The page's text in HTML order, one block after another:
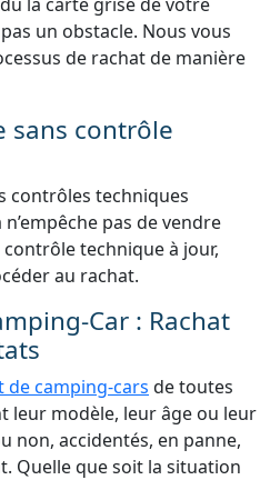
un obstacle. Nous vous
de rachat de manière
sans contrôle
contrôles techniques
pas de vendre
technique à jour,
au rachat.
Car : Rachat
de camping-cars de toutes
leur modèle, leur âge ou leur
non, accidentés, en panne,
Quelle que soit la situation